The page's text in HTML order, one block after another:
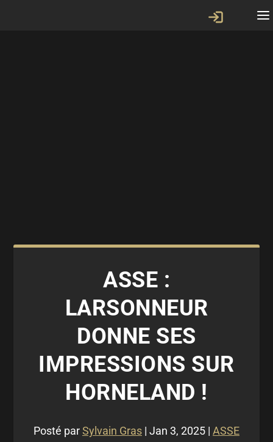
ASSE :
LARSONNEUR
DONNE SES
IMPRESSIONS SUR
HORNELAND !
Posté parSylvain Gras | Jan 3, 2025 | ASSE